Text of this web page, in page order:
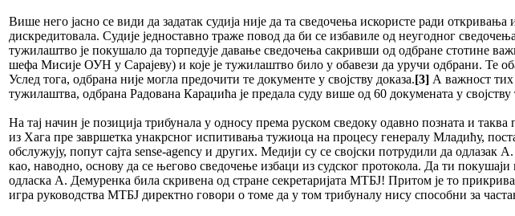
Више него јасно се види да задатак судија није да та сведочења искористе ради
дискредитовала. Судије једноставно траже повод да би се избавиле од неугодног
тужилаштво је покушало да торпедује давање сведочења сакривши од одбране стотине
шефа Мисије ОУН у Сарајеву) и које је тужилаштво било у обавези да уручи одбрани. Те
Услед тога, одбрана није могла предочити те документе у својству доказа.[3] А важност тих
тужилаштва, одбрана Радована Караџића је предала суду више од 60 докумената у својству
На тај начин је позиција трибунала у односу према руском сведоку одавно позната и
из Хага пре завршетка унакрсног испитивања тужиоца на процесу генералу Младићу,
обслужују, попут сајта sense-agency и других. Медији су се својски потрудили да
као, наводно, основу да се његово сведочење избаци из судског протокола. Да ти
одласка А. Демуренка била скривена од стране секретаријата МТБЈ! Притом је то
игра руководства МТБЈ директно говори о томе да у том трибуналу нису способни за